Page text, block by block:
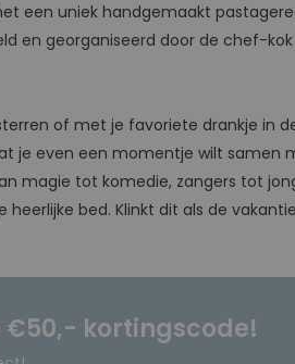
een uniek handgemaakt
en georganiseerd door de chef-
of met je favoriete drankje in
je even een momentje wilt
magie tot komedie, zangers tot
bed. Klinkt dit als de
€50,- kortingscode!